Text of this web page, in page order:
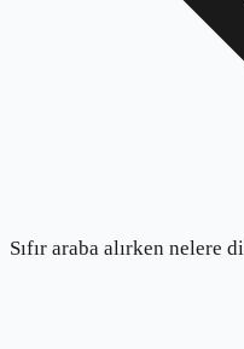
Sıfır araba alırken nelere